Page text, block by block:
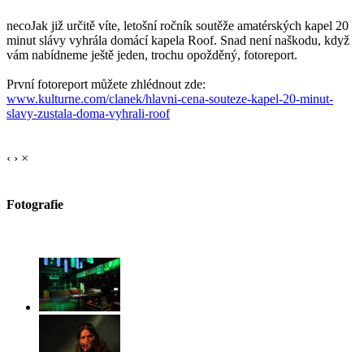
necoJak již určitě víte, letošní ročník soutěže amatérských kapel 20
minut slávy vyhrála domácí kapela Roof. Snad není naškodu, když
vám nabídneme ještě jeden, trochu opožděný, fotoreport.
První fotoreport můžete zhlédnout zde:
www.kulturne.com/clanek/hlavni-cena-souteze-kapel-20-minut-
slavy-zustala-doma-vyhrali-roof
‹ › ×
Fotografie